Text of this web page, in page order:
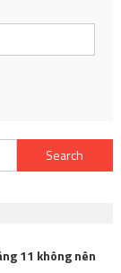
Search
for:
11 không nên